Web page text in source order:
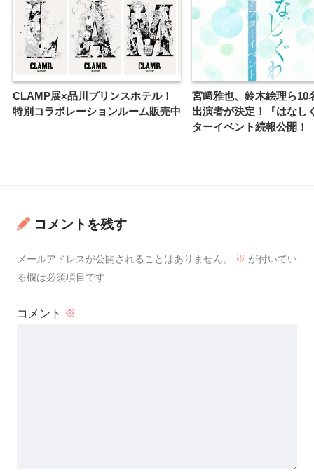
CLAMP展×品川プリンスホテル！
特別コラボレーションルーム販売中
宮﨑雅也、鈴木絵理ら10
出演者が決定！『はなし
ターイベント続報公開！
コメントを残す
メールアドレスが公開されることはありません。 ※ が付いてい
る欄は必須項目です
コメント ※